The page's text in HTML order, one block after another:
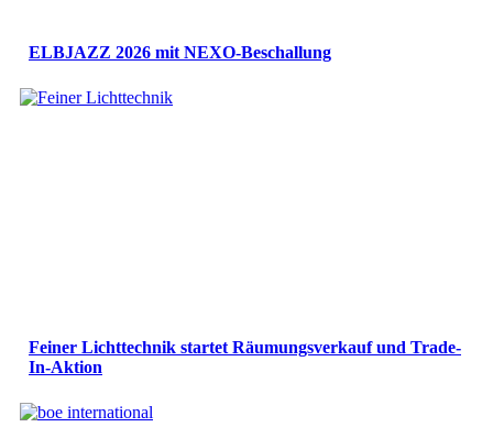
ELBJAZZ 2026 mit NEXO-Beschallung
Feiner Lichttechnik startet Räumungsverkauf und Trade-
In-Aktion